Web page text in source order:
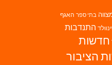
בתי ספר האגף
התנדבות
חדשות
הציבור